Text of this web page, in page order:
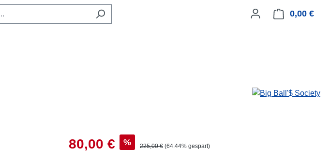
0,00 €
80,00 € % 225,00 € (64.44% gespart)